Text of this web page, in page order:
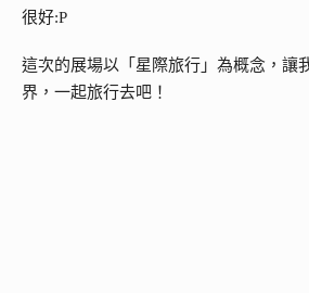
很好:P
這次的展場以「星際旅行」為概念，讓
界，一起旅行去吧！